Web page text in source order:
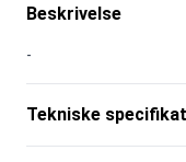
Beskrivelse
-
Tekniske